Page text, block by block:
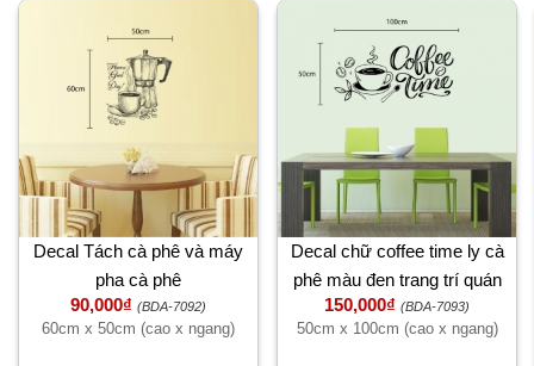
Decal Tách cà phê và máy
pha cà phê
90,000₫ (BDA-7092)
60cm x 50cm (cao x ngang)
Decal chữ coffee time ly cà
phê màu đen trang trí quán
cafe
150,000₫ (BDA-7093)
50cm x 100cm (cao x ngang)